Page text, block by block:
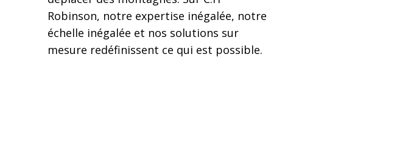
Robinson, notre expertise inégalée, notre
échelle inégalée et nos solutions sur
mesure redéfinissent ce qui est possible.